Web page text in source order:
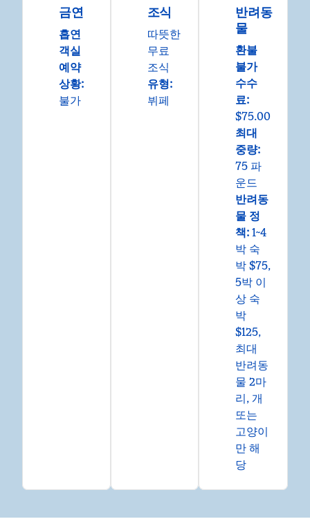
금연
흡연
객실
예약
상황:
불가
조식
따뜻한
무료
조식
유형:
뷔페
반려동
물
환불
불가
수수
료:
$75.00
최대
중량:
75 파
운드
반려동
물 정
책: 1~4
박 숙
박 $75,
5박 이
상 숙
박
$125,
최대
반려동
물 2마
리, 개
또는
고양이
만 해
당